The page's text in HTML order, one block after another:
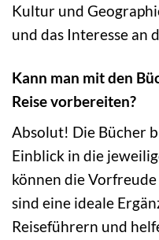
Kultur und
und das Interesse an
Kann man mit den
Reise vorbereiten?
Absolut! Die Bücher
Einblick in die
können die Vorfreude
sind eine ideale
Reiseführern und